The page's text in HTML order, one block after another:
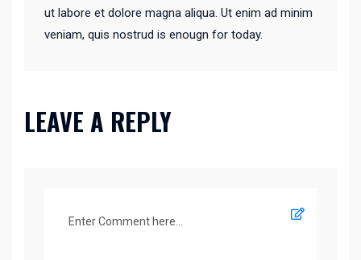
ut labore et dolore magna aliqua. Ut enim ad minim
veniam, quis nostrud is enougn for today.
LEAVE A REPLY